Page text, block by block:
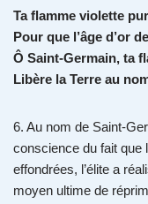
Ta flamme violette
Pour que l’âge d’or
Ô Saint-Germain, ta
Libère la Terre au
6. Au nom de Saint-
conscience du fait que
effondrées, l’élite a
moyen ultime de